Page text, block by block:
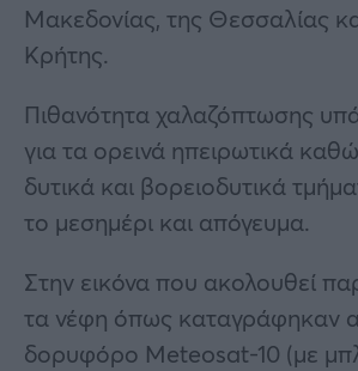
Μακεδονίας, της Θεσσαλίας
Κρήτης.
Πιθανότητα χαλαζόπτωσης
για τα ορεινά ηπειρωτικά
δυτικά και βορειοδυτικά
το μεσημέρι και απόγευμα.
Στην εικόνα που ακολουθεί
τα νέφη όπως καταγράφηκαν
δορυφόρο Meteosat-10 (με